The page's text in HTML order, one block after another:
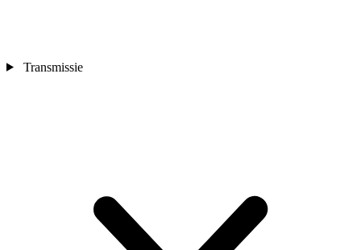
Transmissie